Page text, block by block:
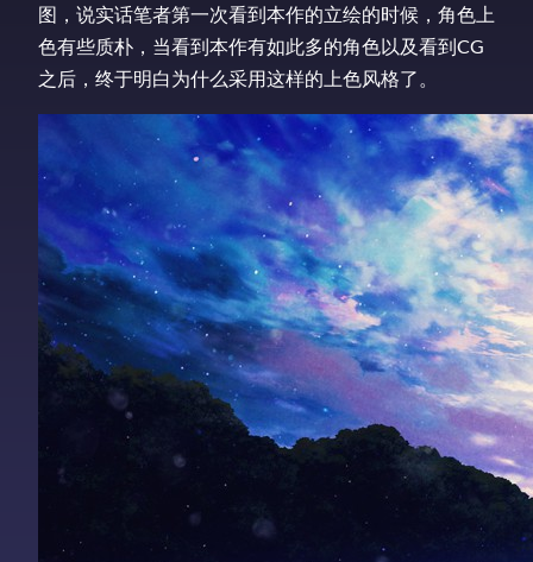
图，说实话笔者第一次看到本作的立绘的时候，角色上
色有些质朴，当看到本作有如此多的角色以及看到CG
之后，终于明白为什么采用这样的上色风格了。